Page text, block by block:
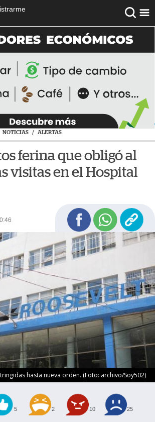
NOTICIAS / ALERTAS
ferina que obligó al
visitas en el Hospital
hasta nueva orden. (Foto: archivo/Soy502)
5 2 10 25